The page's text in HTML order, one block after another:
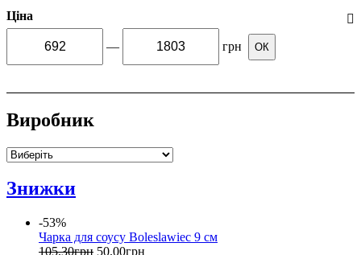
Ціна
— грн ОК
Виробник
Знижки
-53%
Чарка для соусу Boleslawiec 9 см
105.30грн 50.00грн